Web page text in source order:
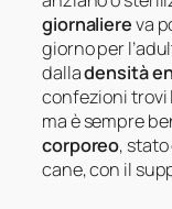
giornaliereva
giorno per
dalladensità
confezioni trovi
ma è sempre
corporeo,
cane, con il